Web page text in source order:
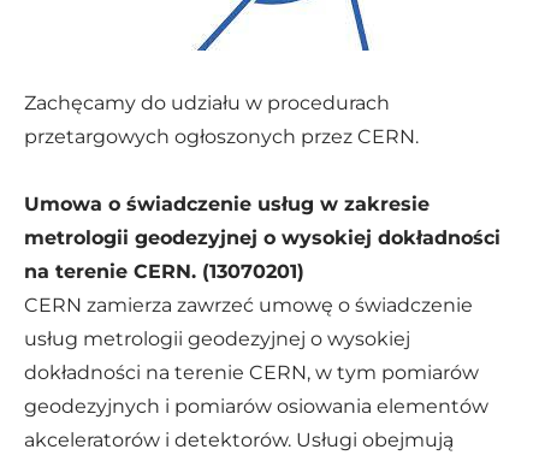
Altrad Babcock
C-MAC Blue Hub
S2Innovation
Aktualne zamówienia
Zachęcamy do udziału w procedurach
przetargowych ogłoszonych przez CERN.
Umowa o świadczenie usług w zakresie
metrologii geodezyjnej o wysokiej dokładności
na terenie CERN. (13070201)
CERN zamierza zawrzeć umowę o świadczenie
usług metrologii geodezyjnej o wysokiej
dokładności na terenie CERN, w tym pomiarów
geodezyjnych i pomiarów osiowania elementów
akceleratorów i detektorów. Usługi obejmują